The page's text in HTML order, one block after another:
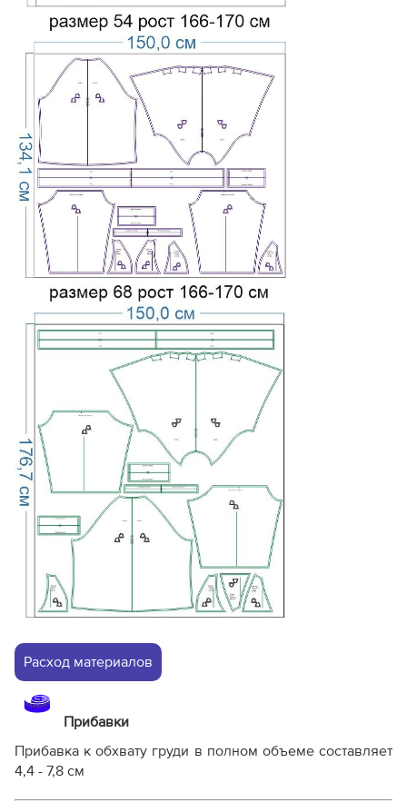
Расход материалов
Прибавки
Прибавка к обхвату груди в полном объеме составляет
4,4 - 7,8 см